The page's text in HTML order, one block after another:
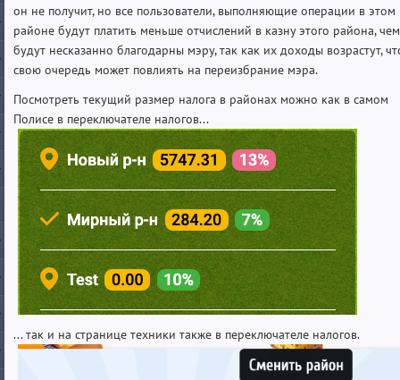
он не получит, но все пользователи, выполняющие операции в этом
районе будут платить меньше отчислений в казну этого района, чем
будут несказанно благодарны мэру, так как их доходы возрастут,
свою очередь может повлиять на переизбрание мэра.
Посмотреть текущий размер налога в районах можно как в самом
Полисе в переключателе налогов...
... так и на странице техники также в переключателе налогов.